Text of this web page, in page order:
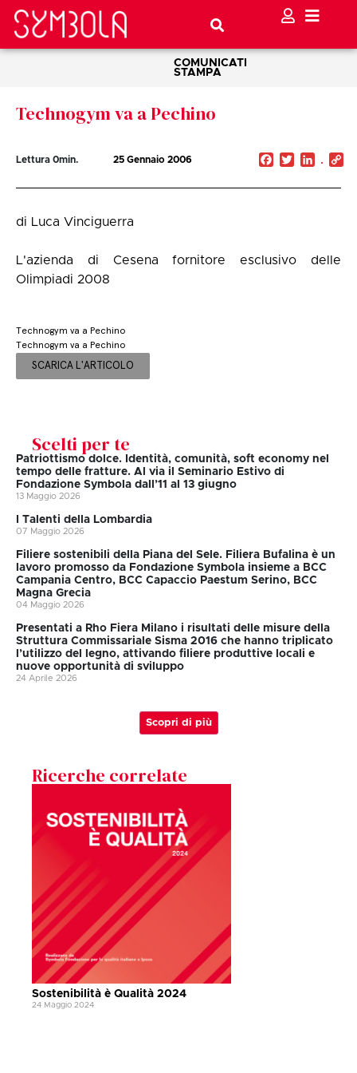
COMUNICATI
STAMPA
Technogym va a Pechino
Lettura 0min. 25 Gennaio 2006 Facebook
Twitter
di Luca Vinciguerra
L'azienda di Cesena fornitore esclusivo delle
Olimpiadi 2008
Technogym va a Pechino
Technogym va a Pechino
SCARICA L'ARTICOLO
Scelti per te
Patriottismo dolce. Identità, comunità, soft economy nel
tempo delle fratture. Al via il Seminario Estivo di
Fondazione Symbola dall’11 al 13 giugno
13 Maggio 2026
I Talenti della Lombardia
07 Maggio 2026
Filiere sostenibili della Piana del Sele. Filiera Bufalina è un
lavoro promosso da Fondazione Symbola insieme a BCC
Campania Centro, BCC Capaccio Paestum Serino, BCC
Magna Grecia
04 Maggio 2026
Presentati a Rho Fiera Milano i risultati delle misure della
Struttura Commissariale Sisma 2016 che hanno triplicato
l’utilizzo del legno, attivando filiere produttive locali e
nuove opportunità di sviluppo
24 Aprile 2026
Scopri di più
Ricerche correlate
Sostenibilità è Qualità 2024
24 Maggio 2024